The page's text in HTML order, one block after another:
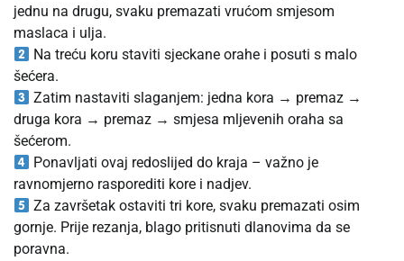
jednu na drugu, svaku premazati vrućom smjesom
maslaca i ulja.
Na treću koru staviti sjeckane orahe i posuti s malo
šećera.
Zatim nastaviti slaganjem: jedna kora → premaz →
druga kora → premaz → smjesa mljevenih oraha sa
šećerom.
Ponavljati ovaj redoslijed do kraja – važno je
ravnomjerno rasporediti kore i nadjev.
Za završetak ostaviti tri kore, svaku premazati osim
gornje. Prije rezanja, blago pritisnuti dlanovima da se
poravna.